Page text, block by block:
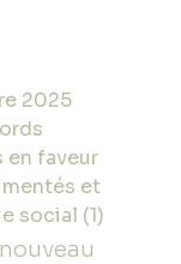
2025
faveur
et
social (1)